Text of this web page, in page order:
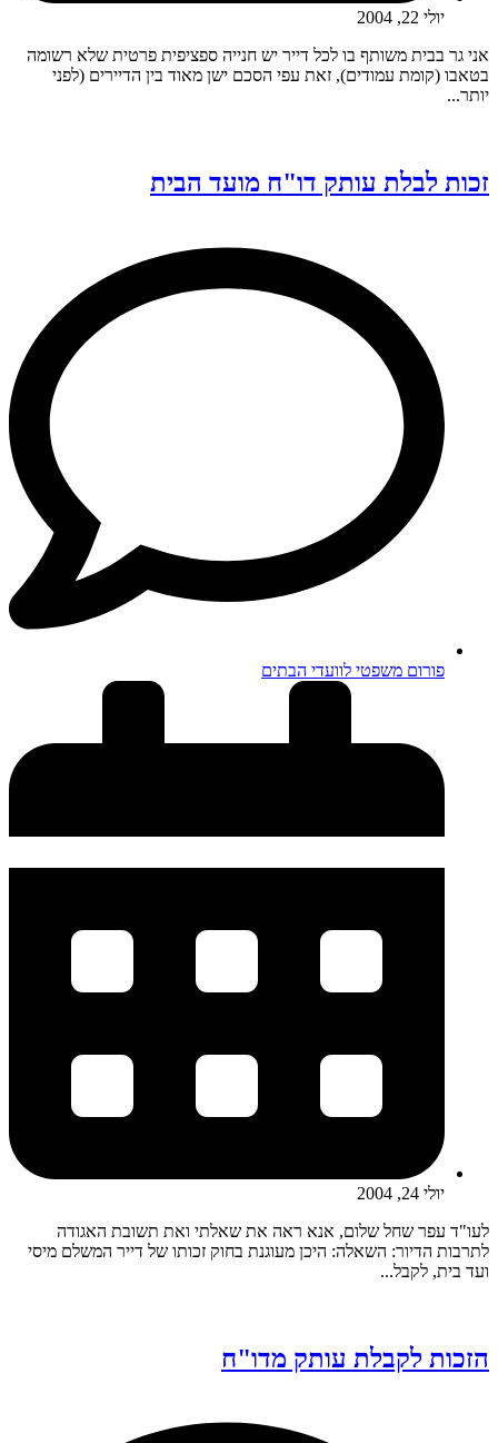
יולי 22, 2004
אני גר בבית משותף בו לכל דייר יש חנייה ספציפית פרטית שלא רשומה
בטאבו (קומת עמודים), זאת עפי הסכם ישן מאוד בין הדיירים (לפני
יותר...
זכות לבלת עותק דו"ח מועד הבית
פורום משפטי לוועדי הבתים
יולי 24, 2004
לעו"ד עפר שחל שלום, אנא ראה את שאלתי ואת תשובת האגודה
לתרבות הדיור: השאלה: היכן מעוגנת בחוק זכותו של דייר המשלם מיסי
ועד בית, לקבל...
הזכות לקבלת עותק מדו"ח